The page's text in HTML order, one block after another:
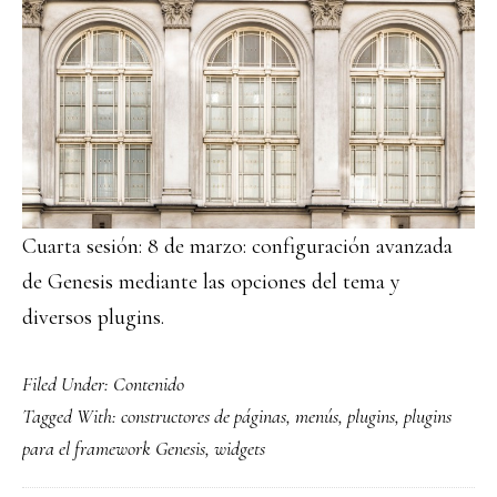
Cuarta sesión: 8 de marzo: configuración avanzada
de Genesis mediante las opciones del tema y
diversos plugins.
Filed Under: Contenido
Tagged With: constructores de páginas, menús, plugins, plugins
para el framework Genesis, widgets